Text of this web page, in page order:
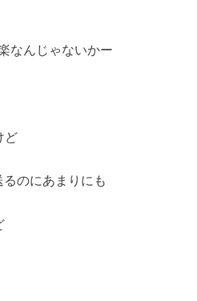
なんじゃないかー
ど
のにあまりにも